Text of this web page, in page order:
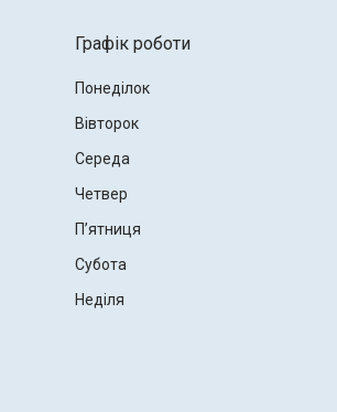
Графік роботи
Понеділок
Вівторок
Середа
Четвер
Пʼятниця
Субота
Неділя